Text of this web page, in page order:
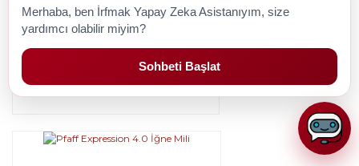
Pfaff Expression 3.5 İğne Mili
1.428,26 TL
Merhaba, ben İrfmak Yapay Zeka Asistanıyım, size
yardımcı olabilir miyim?
Sohbeti Başlat